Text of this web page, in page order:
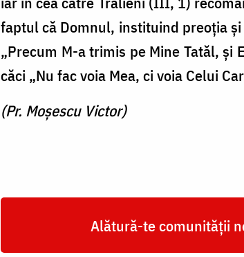
faptul că Domnul, instituind preoţia
„Precum M-a trimis pe Mine Tatăl, şi
căci „Nu fac voia Mea, ci voia Celui
(Pr. Moșescu Victor)
Alătură-te comunității